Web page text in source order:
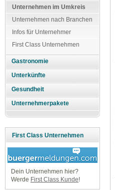
Unternehmen im Umkreis
Unternehmen nach Branchen
Infos für Unternehmer
First Class Unternehmen
Gastronomie
Unterkünfte
Gesundheit
Unternehmerpakete
First Class Unternehmen
Dein Unternehmen hier?
Werde First Class Kunde!